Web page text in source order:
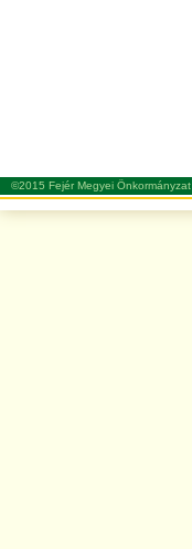
©2015 Fejér Megyei Önkormányzat